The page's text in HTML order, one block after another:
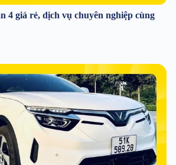
4 giá rẻ, dịch vụ chuyên nghiệp cùng